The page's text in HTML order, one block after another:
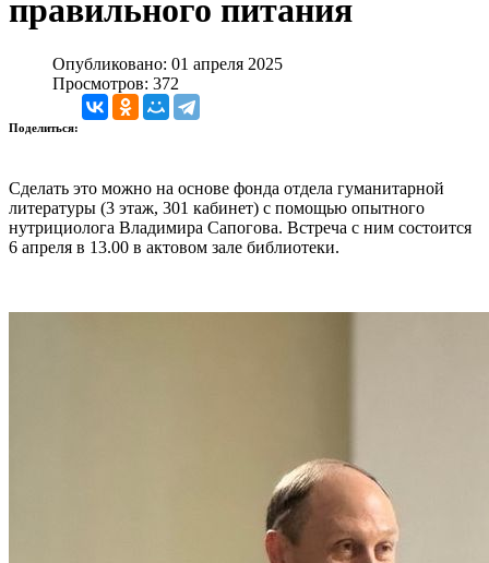
правильного питания
Опубликовано: 01 апреля 2025
Просмотров: 372
Поделиться:
Сделать это можно на основе фонда отдела гуманитарной
литературы (3 этаж, 301 кабинет) с помощью опытного
нутрициолога Владимира Сапогова. Встреча с ним состоится
6 апреля в 13.00 в актовом зале библиотеки.